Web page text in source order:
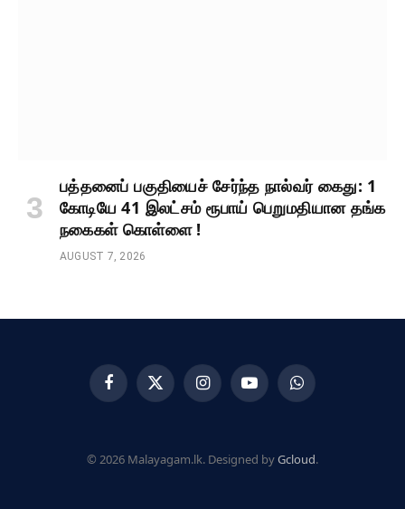
பத்தனைப் பகுதியைச் சேர்ந்த நால்வர் கைது: 1
கோடியே 41 இலட்சம் ரூபாய் பெறுமதியான தங்க
நகைகள் கொள்ளை !
AUGUST 7, 2026
FacebookX
(Twitter)
InstagramYouTubeWhatsApp
© 2026 Malayagam.lk. Designed byGcloud.